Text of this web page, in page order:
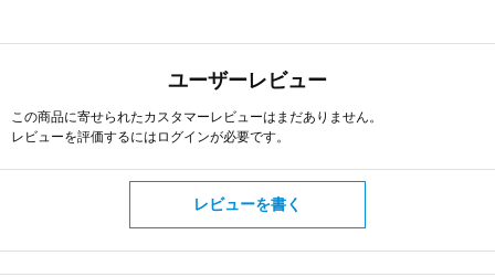
ユーザーレビュー
この商品に寄せられたカスタマーレビューはまだありません。
レビューを評価するには ログインが必要です。
レビューを書く